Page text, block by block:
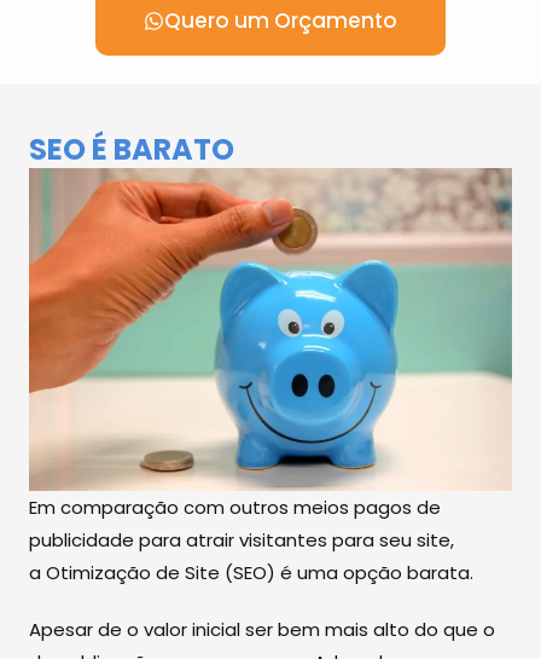
Quero um Orçamento
SEO É BARATO
Em comparação com outros meios pagos de
publicidade para atrair visitantes para seu site,
a Otimização de Site (SEO) é uma opção barata.
Apesar de o valor inicial ser bem mais alto do que o